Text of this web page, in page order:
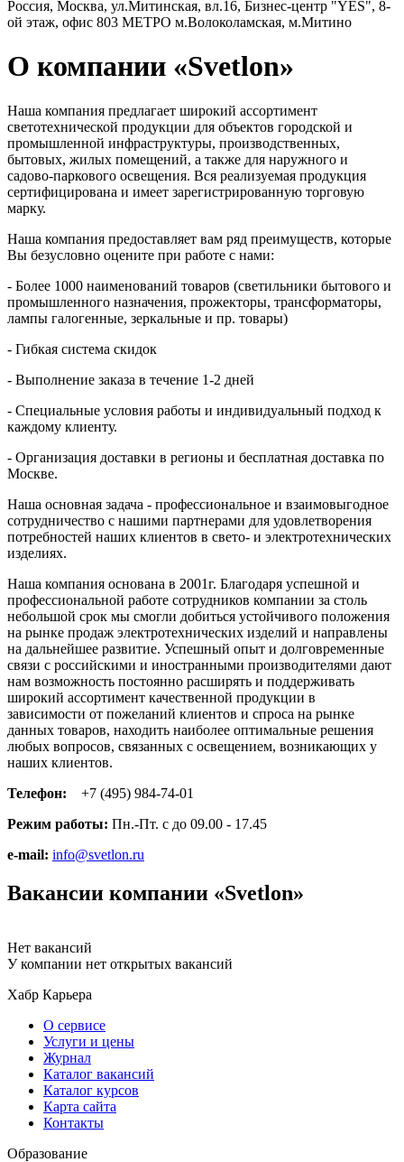
Россия, Москва, ул.Митинская, вл.16, Бизнес-центр "YES", 8-
ой этаж, офис 803 МЕТРО м.Волоколамская, м.Митино
О компании «Svetlon»
Наша компания предлагает широкий ассортимент
светотехнической продукции для объектов городской и
промышленной инфраструктуры, производственных,
бытовых, жилых помещений, а также для наружного и
садово-паркового освещения. Вся реализуемая продукция
сертифицирована и имеет зарегистрированную торговую
марку.
Наша компания предоставляет вам ряд преимуществ, которые
Вы безусловно оцените при работе с нами:
- Более 1000 наименований товаров (светильники бытового и
промышленного назначения, прожекторы, трансформаторы,
лампы галогенные, зеркальные и пр. товары)
- Гибкая система скидок
- Выполнение заказа в течение 1-2 дней
- Специальные условия работы и индивидуальный подход к
каждому клиенту.
- Организация доставки в регионы и бесплатная доставка по
Москве.
Наша основная задача - профессиональное и взаимовыгодное
сотрудничество с нашими партнерами для удовлетворения
потребностей наших клиентов в свето- и электротехнических
изделиях.
Наша компания основана в 2001г. Благодаря успешной и
профессиональной работе сотрудников компании за столь
небольшой срок мы смогли добиться устойчивого положения
на рынке продаж электротехнических изделий и направлены
на дальнейшее развитие. Успешный опыт и долговременные
связи с российскими и иностранными производителями дают
нам возможность постоянно расширять и поддерживать
широкий ассортимент качественной продукции в
зависимости от пожеланий клиентов и спроса на рынке
данных товаров, находить наиболее оптимальные решения
любых вопросов, связанных с освещением, возникающих у
наших клиентов.
Телефон: +7 (495) 984-74-01
Режим работы: Пн.-Пт. с до 09.00 - 17.45
e-mail: info@svetlon.ru
Вакансии компании «Svetlon»
Нет вакансий
У компании нет открытых вакансий
Хабр Карьера
О сервисе
Услуги и цены
Журнал
Каталог вакансий
Каталог курсов
Карта сайта
Контакты
Образование